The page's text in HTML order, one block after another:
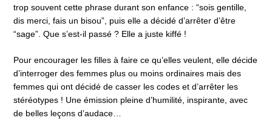
trop souvent cette phrase durant son enfance : “sois gentille,
dis merci, fais un bisou”, puis elle a décidé d’arrêter d’être
“sage”. Que s’est-il passé ? Elle a juste kiffé !
Pour encourager les filles à faire ce qu’elles veulent, elle décide
d’interroger des femmes plus ou moins ordinaires mais des
femmes qui ont décidé de casser les codes et d’arrêter les
stéréotypes ! Une émission pleine d’humilité, inspirante, avec
de belles leçons d’audace…